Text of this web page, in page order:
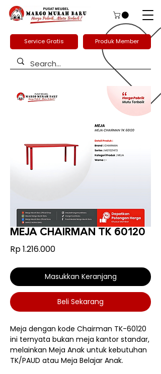
Service Gratis Produk Member
MEJA CHAIRMAN TK 60120
Rp 1.216.000Harga
Masukkan Keranjang
Beli Sekarang
Meja dengan kode Chairman TK-60120
ini ternyata bukan meja kantor standar,
melainkan Meja Anak untuk kebutuhan
TK/PAUD atau Meja Belajar Anak.